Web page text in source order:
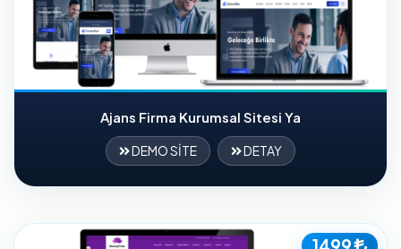
Ajans Firma Kurumsal Sitesi Ya
DEMO SİTE DETAY